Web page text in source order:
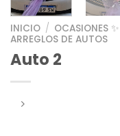
INICIO / OCASIONES ✨
ARREGLOS DE AUTOS
Auto 2